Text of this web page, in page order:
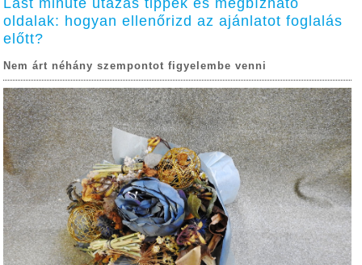
oldalak: hogyan ellenőrizd az ajánlatot foglalás
előtt?
Nem árt néhány szempontot figyelembe venni